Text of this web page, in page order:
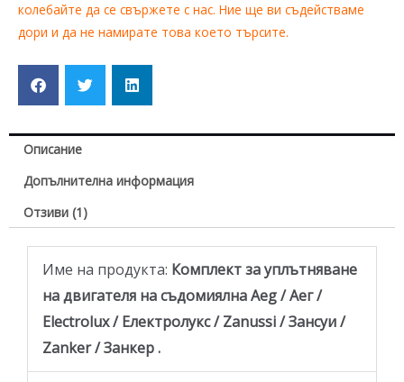
колебайте да се свържете с нас. Ние ще ви съдействаме
дори и да не намирате това което търсите.
Описание
Допълнителна информация
Отзиви (1)
Име на продукта: Комплект за уплътняване
на двигателя на съдомиялна Aeg / Аег /
Electrolux / Електролукс / Zanussi / Зансуи /
Zanker / Занкер .